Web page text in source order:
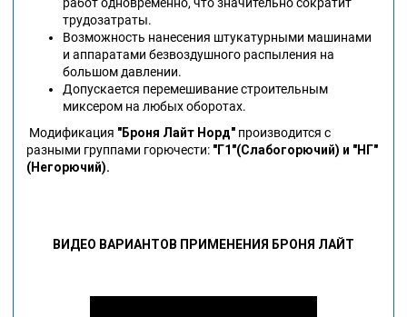
работ одновременно, что значительно сократит
трудозатраты.
Возможность нанесения штукатурными машинами
и аппаратами безвоздушного распыления на
большом давлении.
Допускается перемешивание строительным
миксером на любых оборотах.
Модификация "Броня Лайт Норд" производится с
разными группами горючести: "Г1"(Слабогорючий) и "НГ"
(Негорючий).
ВИДЕО ВАРИАНТОВ ПРИМЕНЕНИЯ БРОНЯ ЛАЙТ